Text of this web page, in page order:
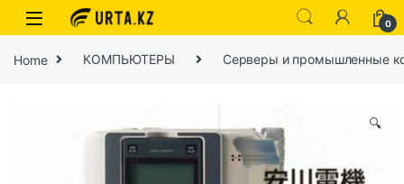
0
Home КОМПЬЮТЕРЫ Серверы и промышленные
🔍